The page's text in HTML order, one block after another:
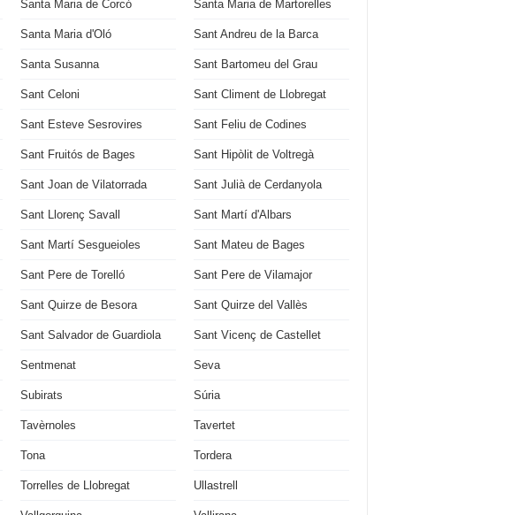
Santa Maria de Corcó Santa Maria de Martorelles
Santa Maria d'Oló Sant Andreu de la Barca
Santa Susanna Sant Bartomeu del Grau
Sant Celoni Sant Climent de Llobregat
Sant Esteve Sesrovires Sant Feliu de Codines
Sant Fruitós de Bages Sant Hipòlit de Voltregà
Sant Joan de Vilatorrada Sant Julià de Cerdanyola
Sant Llorenç Savall Sant Martí d'Albars
Sant Martí Sesgueioles Sant Mateu de Bages
Sant Pere de Torelló Sant Pere de Vilamajor
Sant Quirze de Besora Sant Quirze del Vallès
Sant Salvador de Guardiola Sant Vicenç de Castellet
Sentmenat Seva
Subirats Súria
Tavèrnoles Tavertet
Tona Tordera
Torrelles de Llobregat Ullastrell